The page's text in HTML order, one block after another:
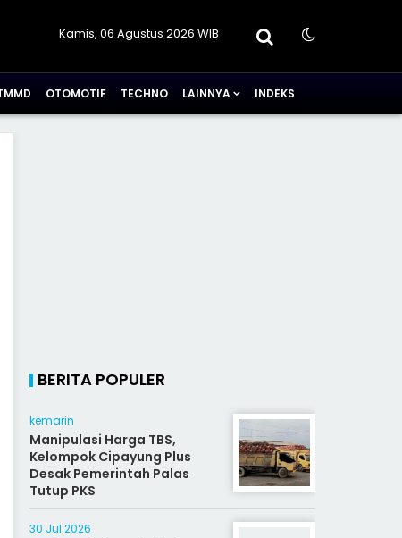
Kamis, 06 Agustus 2026 WIB
OTOMOTIF TECHNO LAINNYA INDEKS
BERITA POPULER
kemarin
Manipulasi Harga TBS,
Kelompok Cipayung Plus
Desak Pemerintah Palas
Tutup PKS
30 Jul 2026